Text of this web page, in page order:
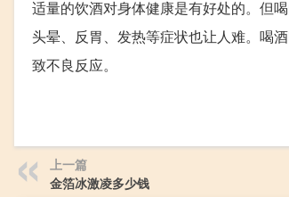
适量的饮酒对身体健康是有好处的。但
头晕、反胃、发热等症状也让人难。喝
致不良反应。
上一篇
金箔冰激凌多少钱